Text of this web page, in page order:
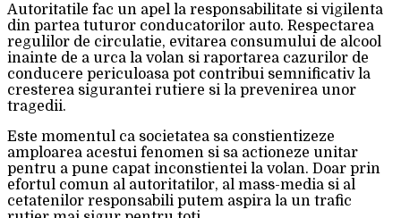
Autoritatile fac un apel la responsabilitate si vigilenta
din partea tuturor conducatorilor auto. Respectarea
regulilor de circulatie, evitarea consumului de alcool
inainte de a urca la volan si raportarea cazurilor de
conducere periculoasa pot contribui semnificativ la
cresterea sigurantei rutiere si la prevenirea unor
tragedii.
Este momentul ca societatea sa constientizeze
amploarea acestui fenomen si sa actioneze unitar
pentru a pune capat inconstientei la volan. Doar prin
efortul comun al autoritatilor, al mass-media si al
cetatenilor responsabili putem aspira la un trafic